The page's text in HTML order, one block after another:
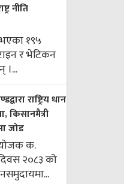
नीति
१९५
र भेटिकन
।...
राष्ट्रिय धान
किसानमैत्री
जोड
क.
२०८३ को